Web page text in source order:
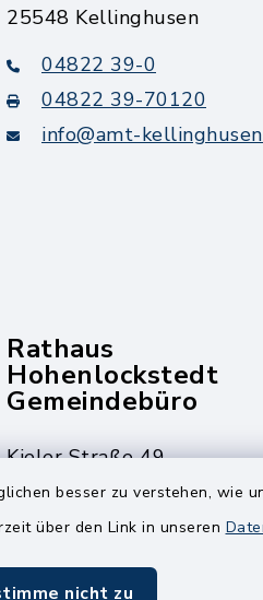
besser zu verstehen, wie
über den Link in unseren
nicht zu
25548 Kellinghusen
04822 39-0
04822 39-70120
info@amt-
Rathaus
Hohenlockstedt
Gemeindebüro
Kieler Straße 49
25551 Hohenlockstedt
04826 30-0
04826 30-15